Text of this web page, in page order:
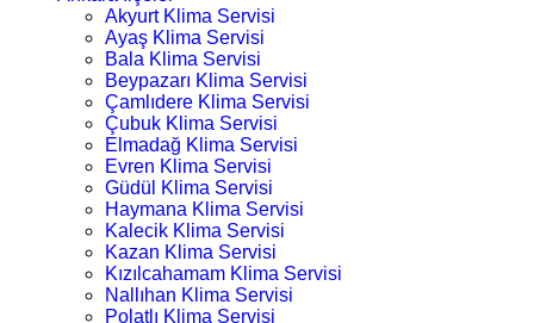
Akyurt Klima Servisi
Ayaş Klima Servisi
Bala Klima Servisi
Beypazarı Klima Servisi
Çamlıdere Klima Servisi
Çubuk Klima Servisi
Elmadağ Klima Servisi
Evren Klima Servisi
Güdül Klima Servisi
Haymana Klima Servisi
Kalecik Klima Servisi
Kazan Klima Servisi
Kızılcahamam Klima Servisi
Nallıhan Klima Servisi
Polatlı Klima Servisi